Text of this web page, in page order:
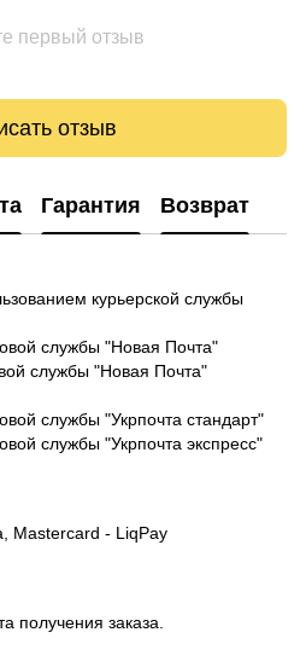
первый отзыв
отзыв
Гарантия Возврат
курьерской службы
службы "Новая Почта"
службы "Новая Почта"
службы "Укрпочта стандарт"
службы "Укрпочта экспресс"
Mastercard - LiqPay
получения заказа.